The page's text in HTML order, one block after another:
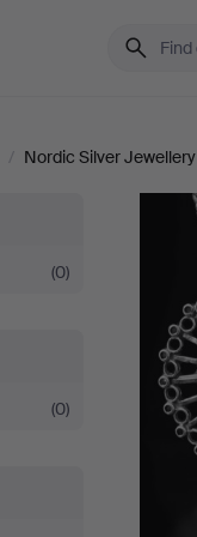
/ Nordic Silver Jewellery
(0)
(0)